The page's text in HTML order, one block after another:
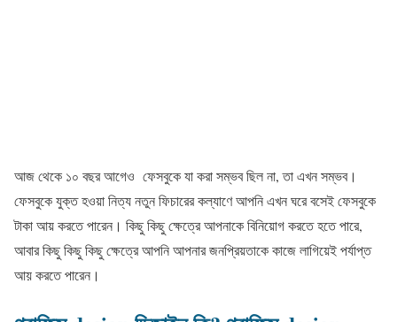
আজ থেকে ১০ বছর আগেও ফেসবুকে যা করা সম্ভব ছিল না, তা এখন সম্ভব।
ফেসবুকে যুক্ত হওয়া নিত্য নতুন ফিচারের কল্যাণে আপনি এখন ঘরে বসেই ফেসবুকে
টাকা আয় করতে পারেন। কিছু কিছু ক্ষেত্রে আপনাকে বিনিয়োগ করতে হতে পারে,
আবার কিছু কিছু কিছু ক্ষেত্রে আপনি আপনার জনপ্রিয়তাকে কাজে লাগিয়েই পর্যাপ্ত
আয় করতে পারেন।